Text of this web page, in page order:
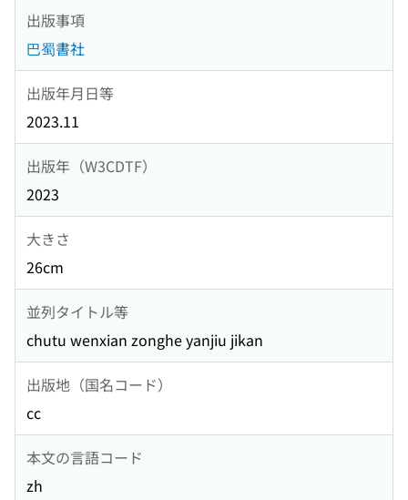
出版事項
巴蜀書社
出版年月日等
2023.11
出版年（W3CDTF）
2023
大きさ
26cm
並列タイトル等
chutu wenxian zonghe yanjiu jikan
出版地（国名コード）
cc
本文の言語コード
zh